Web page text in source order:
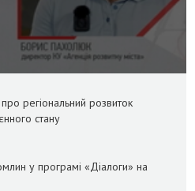
регіональний розвиток
стану
у програмі «Діалоги» на